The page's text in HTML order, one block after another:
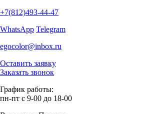
+7(812)493-44-47
WhatsApp Telegram
egocolor@inbox.ru
Оставить заявку
Заказать звонок
График работы:
пн-пт с 9-00 до 18-00